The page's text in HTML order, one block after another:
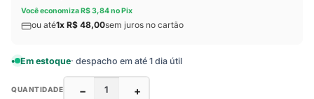
Você economiza R$ 3,84 no Pix
ou até1x R$ 48,00sem juros no cartão
Em estoque· despacho em até 1 dia útil
QUANTIDADE − +